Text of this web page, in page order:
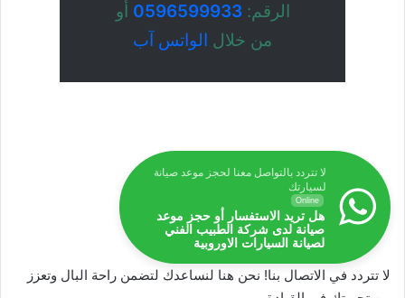
الرقم:0596599933 أو
من خلال الواتس آب
لا تتردد بالتواصل معنا لحجز موعد صيانة
لسيارتك
Online
هل تريد الاستفسار أو حجز موعد
صيانة لدى شركة الطبيب الفني
لصيانة السيارات الاوروبية
لا تتردد في الاتصال بنا! نحن هنا لنساعدك لتضمن راحة البال وتعزز